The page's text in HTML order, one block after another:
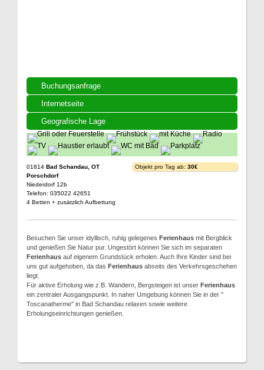
Buchungsanfrage
Internetseite
Geografische Lage
01814 Bad Schandau, OT
Porschdorf
Niederdorf 12b
Telefon: 035022 42651
4 Betten + zusätzlich Aufbettung
Objekt pro Tag ab: 30€
Besuchen Sie unser idyllisch, ruhig gelegenes Ferienhaus mit Bergblick
und genießen Sie Natur pur. Ungestört können Sie sich im separaten
Ferienhaus auf eigenem Grundstück erholen. Auch Ihre Kinder sind bei
uns gut aufgehoben, da das Ferienhaus abseits des Verkehrsgeschehen
liegt.
Für aktive Erholung wie z.B. Wandern, Bergsteigen ist unser Ferienhaus
ein zentraler Ausgangspunkt. In naher Umgebung können Sie in der "
Toscanatherme" in Bad Schandau relaxen sowie weitere
Erholungseinrichtungen genießen.